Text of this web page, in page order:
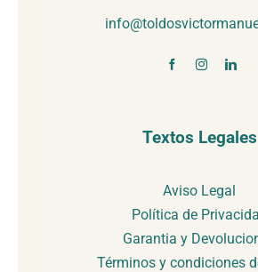
Textos Legales
Aviso Legal
Política de
Garantia y
Términos y condiciones